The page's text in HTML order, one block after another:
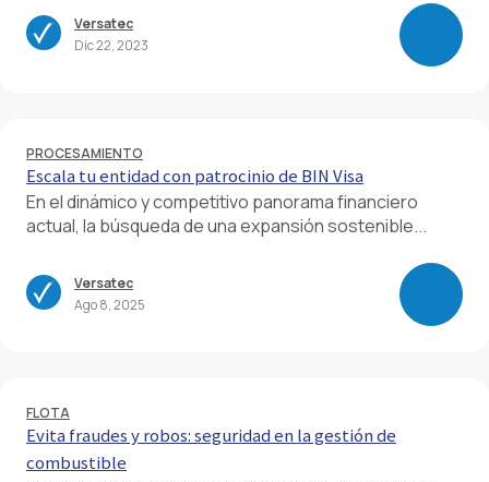
Versatec
Dic 22, 2023
PROCESAMIENTO
Escala tu entidad con patrocinio de BIN Visa
En el dinámico y competitivo panorama financiero
actual, la búsqueda de una expansión sostenible...
Versatec
Ago 8, 2025
FLOTA
Evita fraudes y robos: seguridad en la gestión de
combustible